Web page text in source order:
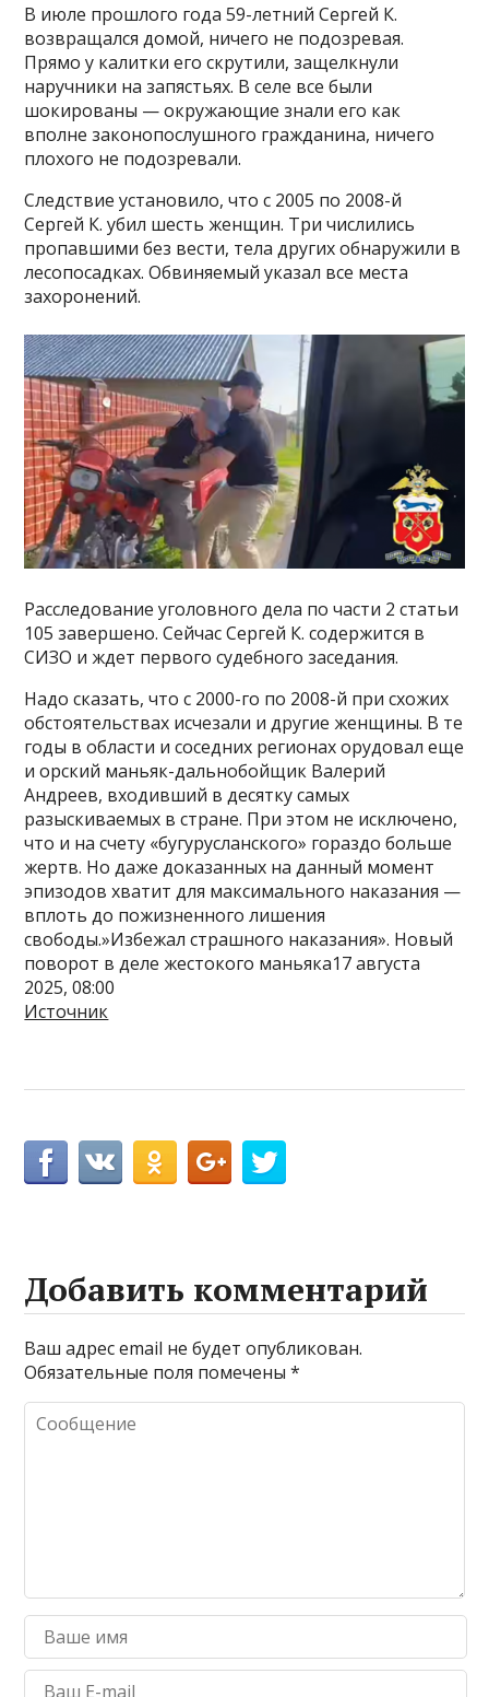
В июле прошлого года 59-летний Сергей К.
возвращался домой, ничего не подозревая.
Прямо у калитки его скрутили, защелкнули
наручники на запястьях. В селе все были
шокированы — окружающие знали его как
вполне законопослушного гражданина, ничего
плохого не подозревали.
Следствие установило, что с 2005 по 2008-й
Сергей К. убил шесть женщин. Три числились
пропавшими без вести, тела других обнаружили в
лесопосадках. Обвиняемый указал все места
захоронений.
Расследование уголовного дела по части 2 статьи
105 завершено. Сейчас Сергей К. содержится в
СИЗО и ждет первого судебного заседания.
Надо сказать, что с 2000-го по 2008-й при схожих
обстоятельствах исчезали и другие женщины. В те
годы в области и соседних регионах орудовал еще
и орский маньяк-дальнобойщик Валерий
Андреев, входивший в десятку самых
разыскиваемых в стране. При этом не исключено,
что и на счету «бугурусланского» гораздо больше
жертв. Но даже доказанных на данный момент
эпизодов хватит для максимального наказания —
вплоть до пожизненного лишения
свободы.»Избежал страшного наказания». Новый
поворот в деле жестокого маньяка17 августа
2025, 08:00
Источник
Добавить комментарий
Ваш адрес email не будет опубликован.
Обязательные поля помечены*